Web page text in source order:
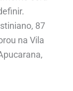
87
na Vila